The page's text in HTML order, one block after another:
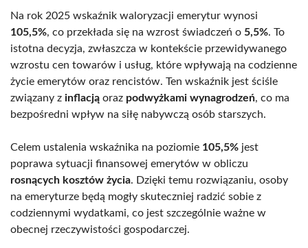
Na rok 2025 wskaźnik waloryzacji emerytur wynosi
105,5%, co przekłada się na wzrost świadczeń o 5,5%. To
istotna decyzja, zwłaszcza w kontekście przewidywanego
wzrostu cen towarów i usług, które wpływają na codzienne
życie emerytów oraz rencistów. Ten wskaźnik jest ściśle
związany z inflacją oraz podwyżkami wynagrodzeń, co ma
bezpośredni wpływ na siłę nabywczą osób starszych.
Celem ustalenia wskaźnika na poziomie 105,5% jest
poprawa sytuacji finansowej emerytów w obliczu
rosnących kosztów życia. Dzięki temu rozwiązaniu, osoby
na emeryturze będą mogły skuteczniej radzić sobie z
codziennymi wydatkami, co jest szczególnie ważne w
obecnej rzeczywistości gospodarczej.